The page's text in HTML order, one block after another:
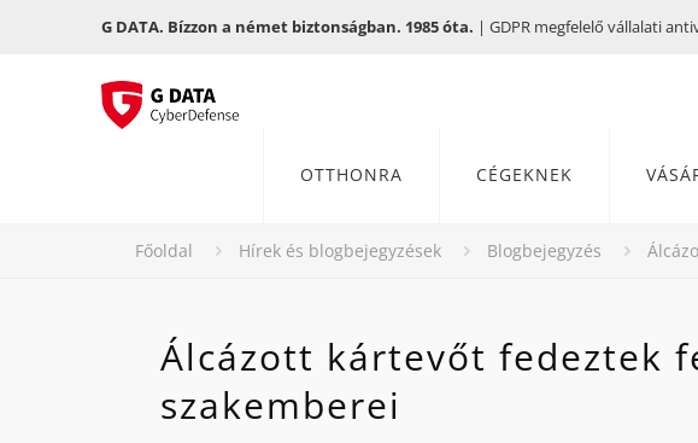
G DATA. Bízzon a német biztonságban. 1985 óta. | GDPR megfelelő vállalati
OTTHONRA CÉGEKNEK
Főoldal Hírek és blogbejegyzések Blogbejegyzés
Álcázott kártevőt fedeztek
szakemberei